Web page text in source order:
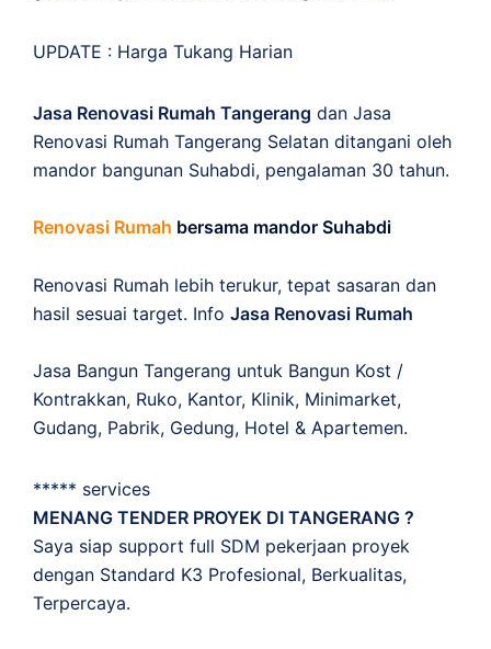
UPDATE : Harga Tukang Harian
Jasa Renovasi Rumah Tangerang dan Jasa
Renovasi Rumah Tangerang Selatan ditangani oleh
mandor bangunan Suhabdi, pengalaman 30 tahun.
Renovasi Rumah bersama mandor Suhabdi
Renovasi Rumah lebih terukur, tepat sasaran dan
hasil sesuai target. Info Jasa Renovasi Rumah
Jasa Bangun Tangerang untuk Bangun Kost /
Kontrakkan, Ruko, Kantor, Klinik, Minimarket,
Gudang, Pabrik, Gedung, Hotel & Apartemen.
***** services
MENANG TENDER PROYEK DI TANGERANG ?
Saya siap support full SDM pekerjaan proyek
dengan Standard K3 Profesional, Berkualitas,
Terpercaya.